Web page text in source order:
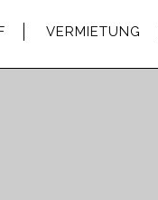
VERMIETUNG